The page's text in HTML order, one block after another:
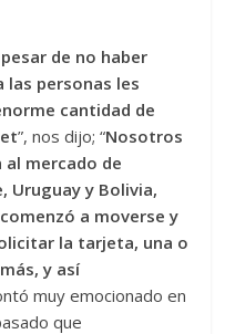
de no haber
las personas les
cantidad de
”, nos dijo; “Nosotros
al mercado de
Uruguay y Bolivia,
a moverse y
la tarjeta, una o
y así
muy emocionado en
que